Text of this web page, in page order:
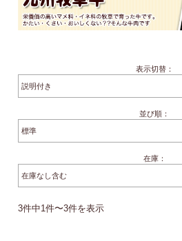
表示切替：
並び順：
在庫：
3件中1件〜3件を表示